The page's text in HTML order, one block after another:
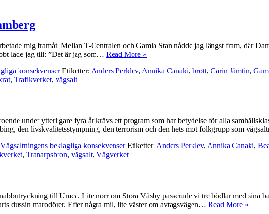
mig framåt. Mellan T-Centralen och Gamla Stan nådde jag längst fram, där
lade jag till: ”Det är jag som… Read More »
konsekvenser Etiketter: Anders Perklev, Annika Canaki, brott, Carin Jämtin,
, Trafikverket, vägsalt
under ytterligare fyra år krävs ett program som har betydelse för alla
den livskvalitetsstympning, den terrorism och den hets mot folkgrupp som
Vägsaltningens beklagliga konsekvenser Etiketter: Anders Perklev, Annika Canaki,
, Tranarpsbron, vägsalt, Vägverket
till Umeå. Lite norr om Stora Väsby passerade vi tre bödlar med sina
dussin marodörer. Efter några mil, lite väster om avtagsvägen… Read More »